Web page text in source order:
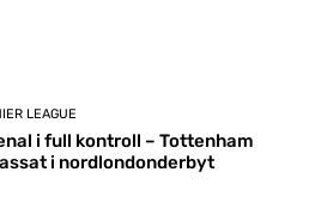
LEAGUE
i full kontroll – Tottenham
i nordlondonderbyt